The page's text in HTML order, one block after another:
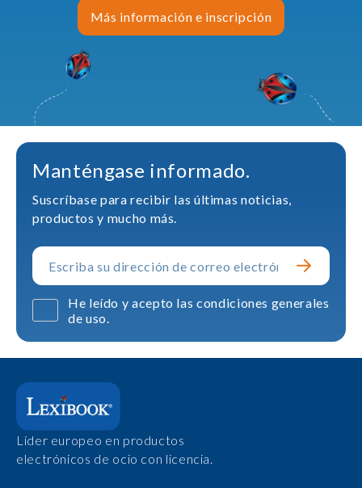
Más información e inscripción
Manténgase informado.
Suscríbase para recibir las últimas noticias,
productos y mucho más.
He leído y acepto las condiciones generales
de uso.
Líder europeo en productos
electrónicos de ocio con licencia.